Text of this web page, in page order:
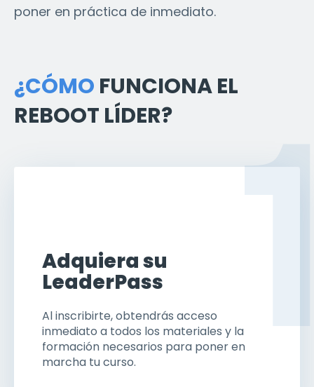
poner en práctica de inmediato.
¿CÓMO FUNCIONA EL
REBOOT LÍDER?
Adquiera su
LeaderPass
Al inscribirte, obtendrás acceso
inmediato a todos los materiales y la
formación necesarios para poner en
marcha tu curso.